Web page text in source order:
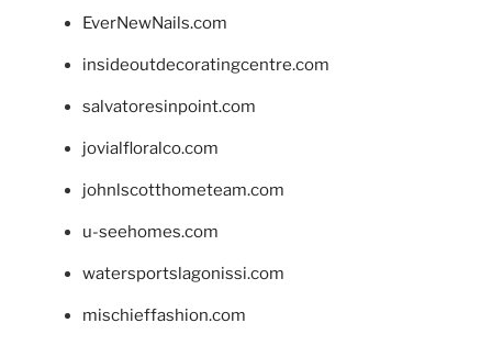
EverNewNails.com
insideoutdecoratingcentre.com
salvatoresinpoint.com
jovialfloralco.com
johnlscotthometeam.com
u-seehomes.com
watersportslagonissi.com
mischieffashion.com